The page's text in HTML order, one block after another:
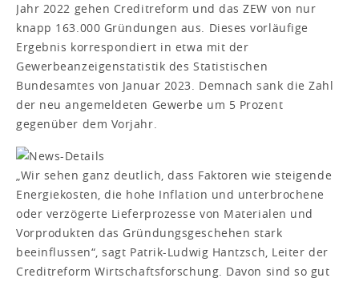
Jahr 2022 gehen Creditreform und das ZEW von nur
knapp 163.000 Gründungen aus. Dieses vorläufige
Ergebnis korrespondiert in etwa mit der
Gewerbeanzeigenstatistik des Statistischen
Bundesamtes von Januar 2023. Demnach sank die Zahl
der neu angemeldeten Gewerbe um 5 Prozent
gegenüber dem Vorjahr.
„Wir sehen ganz deutlich, dass Faktoren wie steigende
Energiekosten, die hohe Inflation und unterbrochene
oder verzögerte Lieferprozesse von Materialen und
Vorprodukten das Gründungsgeschehen stark
beeinflussen“, sagt Patrik-Ludwig Hantzsch, Leiter der
Creditreform Wirtschaftsforschung. Davon sind so gut